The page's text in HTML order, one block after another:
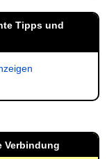
Tipps und
Verbindung